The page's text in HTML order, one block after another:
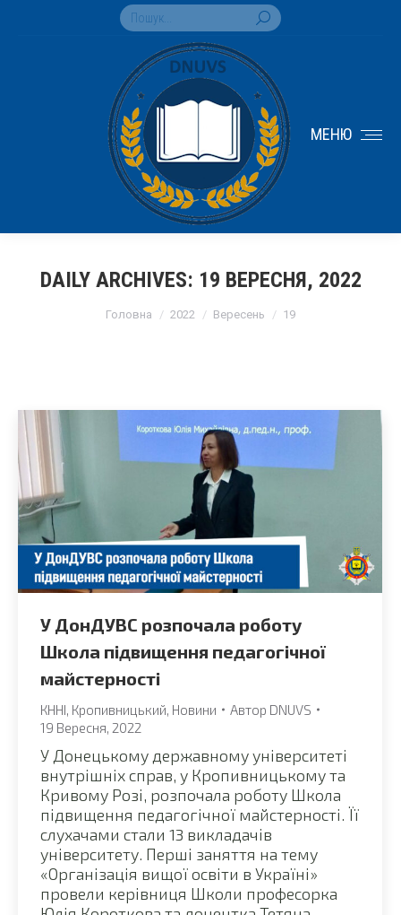
Search:
МЕНЮ
DAILY ARCHIVES: 19 ВЕРЕСНЯ, 2022
Головна 2022 Вересень 19
У ДонДУВС розпочала роботу
Школа підвищення педагогічної
майстерності
КННІ Кропивницький Новини Автор DNUVS
19 Вересня, 2022
У Донецькому державному університеті
внутрішніх справ, у Кропивницькому та
Кривому Розі, розпочала роботу Школа
підвищення педагогічної майстерності. Її
слухачами стали 13 викладачів
університету. Перші заняття на тему
«Організація вищої освіти в Україні»
провели керівниця Школи професорка